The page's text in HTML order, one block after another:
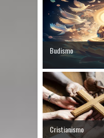
Budismo
Cristianismo